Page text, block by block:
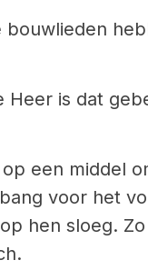
bouwlieden
Heer is dat
een middel
voor het
hen sloeg.